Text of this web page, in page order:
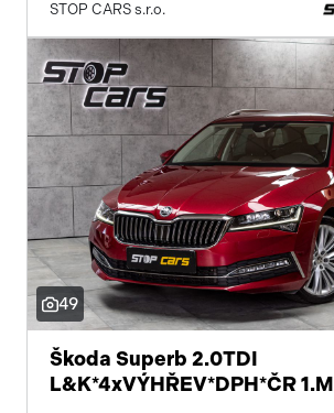
venkovní teploměr
parkovací senzory přední
hlídání mrtvého úhlu
hlasové ovládání palubního počítače
satelitní navigace
senzor světel
zadní světla LED
STOP CARS s.r.o.
49
Škoda Superb 2.0TDI
L&K*4xVÝHŘEV*DPH*ČR 1.M